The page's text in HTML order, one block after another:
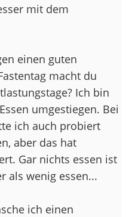
mit dem
einen guten
macht du
Ich bin
umgestiegen. Bei
ich auch probiert
aber das hat
Gar nichts essen ist
als wenig essen...
ich einen